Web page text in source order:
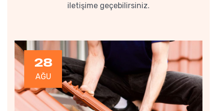
iletişime geçebilirsiniz.
28
AĞU